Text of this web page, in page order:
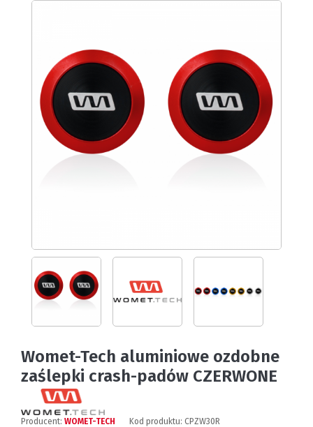
Womet-Tech aluminiowe ozdobne
zaślepki crash-padów CZERWONE
Producent: WOMET-TECH Kod produktu: CPZW30R